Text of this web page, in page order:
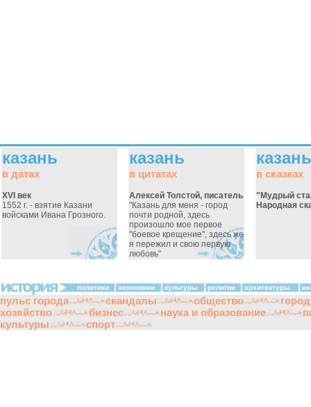
казань
в датах
XVI век
1552 г. - взятие Казани
войсками Ивана Грозного.
казань
в цитатах
Алексей Толстой, писатель
"Казань для меня - город
почти родной, здесь
произошло мое первое
"боевое крещение", здесь же
я пережил и свою первую
любовь"
казань
в сказках
"Мудрый
Народная
политики экономики культуры религии архитектуры
пульс города скандалы общество
хозяйство
бизнес наука и образование
культуры
спорт